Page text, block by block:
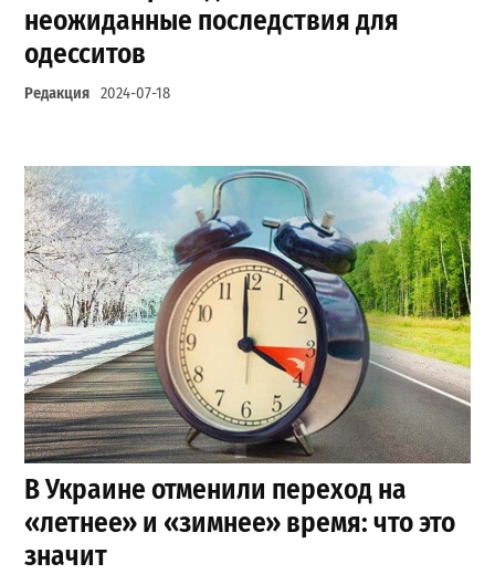
неожиданные последствия для
одесситов
Редакция 2024-07-18
В Украине отменили переход на
«летнее» и «зимнее» время: что это
значит